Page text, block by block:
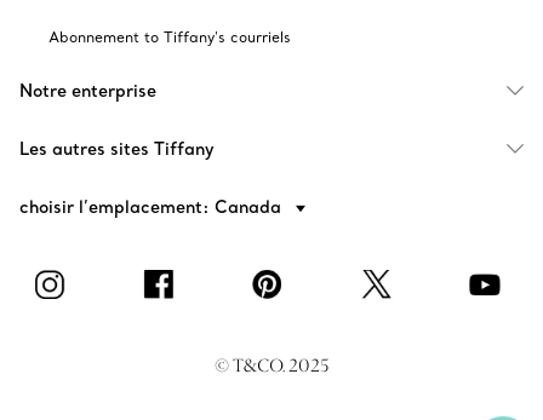
Abonnement to Tiffany's courriels
Notre enterprise
Les autres sites Tiffany
choisir l’emplacement: Canada
© T&CO. 2025